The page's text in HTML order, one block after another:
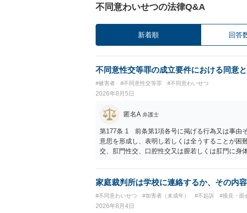
不同意わいせつの法律Q&A
新着順 回答
不同意性交等罪の成立要件における同意
#被害者 #不同意性交等罪 #不同意わいせつ
2026年8月5日
匿名A 弁護士
第177条 1 前条第1項各号に掲げる行為又は事由
意思を形成し、表明し若しくは全うすることが困
交、肛門性交、口腔性交又は膣若しくは肛門に身
係の有無にかかわらず、5年以上の有期拘禁刑に
に類する行為又は事由により、同意しない意思を
上10年以下の拘禁刑に処する。 ③アルコール若
と。 以上の通りですから、アルコール摂取だけ
家庭裁判所は学校に連絡するか、その内
#不同意わいせつ #加害者（未成年） #不起訴 #接見・面
2026年8月4日